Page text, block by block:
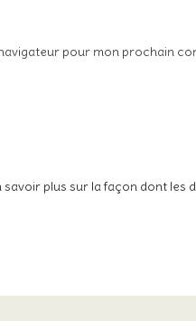
pour mon prochain
savoir plus sur la façon dont